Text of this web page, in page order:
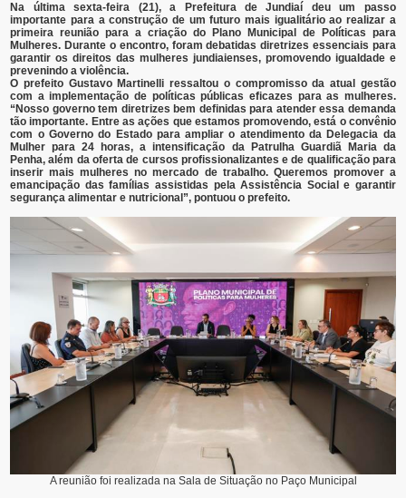
Na última sexta-feira (21), a Prefeitura de Jundiaí deu um passo
importante para a construção de um futuro mais igualitário ao realizar a
primeira reunião para a criação do Plano Municipal de Políticas para
Mulheres. Durante o encontro, foram debatidas diretrizes essenciais para
garantir os direitos das mulheres jundiaienses, promovendo igualdade e
prevenindo a violência.
O prefeito Gustavo Martinelli ressaltou o compromisso da atual gestão
com a implementação de políticas públicas eficazes para as mulheres.
“Nosso governo tem diretrizes bem definidas para atender essa demanda
tão importante. Entre as ações que estamos promovendo, está o convênio
com o Governo do Estado para ampliar o atendimento da Delegacia da
Mulher para 24 horas, a intensificação da Patrulha Guardiã Maria da
Penha, além da oferta de cursos profissionalizantes e de qualificação para
inserir mais mulheres no mercado de trabalho. Queremos promover a
emancipação das famílias assistidas pela Assistência Social e garantir
segurança alimentar e nutricional”, pontuou o prefeito.
A reunião foi realizada na Sala de Situação no Paço Municipal